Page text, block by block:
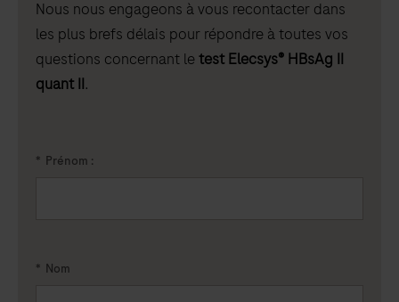
Nous nous engageons à vous recontacter dans
les plus brefs délais pour répondre à toutes vos
questions concernant letest Elecsys® HBsAg II
quant II.
* Prénom :
* Nom